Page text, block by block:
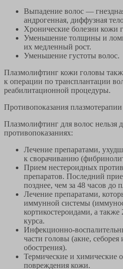
Выпадение волос —
андрогенная, диффузная
Хронические болезни кожи
Уменьшение толщины и
их медленный рост.
Уменьшение густоты волос.
Плазмолифтинг кожи головы
к операции по трансплантации
реабилитационной процедуры.
Противопоказания плазмотерапии
Плазмолифтинг для волос нельзя
противопоказаниях:
Лечение препаратами,
к сворачиванию
Прием нестероидных
препаратов. Последний
позднее, чем за 48 часов до
Лечение препаратами,
иммунной системы
кортикостероидами, а
курса.
Инфекционно-
части головы (акне, себорея
обострения).
Термические и химические
повреждения кожи.